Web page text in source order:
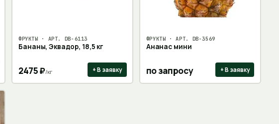
ФРУКТЫ · АРТ. DB-6113
Бананы, Эквадор, 18,5 кг
2475₽/кг + В заявку
ФРУКТЫ · АРТ. DB-3569
Ананас мини
по запросу + В заявку